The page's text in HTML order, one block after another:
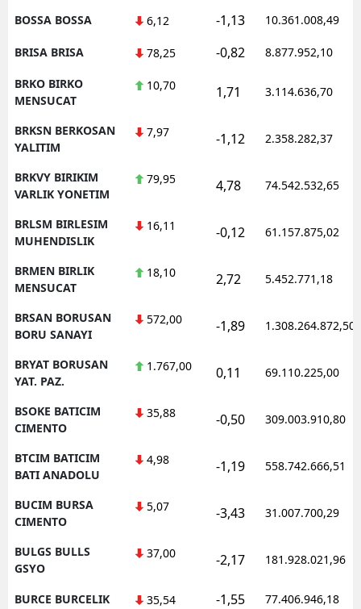
BOSSA BOSSA 6,12 -1,13 10.361.008,49
BRISA BRISA 78,25 -0,82 8.877.952,10
BRKO BIRKO
MENSUCAT
10,70 1,71 3.114.636,70
BRKSN BERKOSAN
YALITIM
7,97 -1,12 2.358.282,37
BRKVY BIRIKIM
VARLIK YONETIM
79,95 4,78 74.542.532,65
BRLSM BIRLESIM
MUHENDISLIK
16,11 -0,12 61.157.875,02
BRMEN BIRLIK
MENSUCAT
18,10 2,72 5.452.771,18
BRSAN BORUSAN
BORU SANAYI
572,00 -1,89 1.308.264.872,50
BRYAT BORUSAN
YAT. PAZ.
1.767,00 0,11 69.110.225,00
BSOKE BATICIM
CIMENTO
35,88 -0,50 309.003.910,80
BTCIM BATICIM
BATI ANADOLU
4,98 -1,19 558.742.666,51
BUCIM BURSA
CIMENTO
5,07 -3,43 31.007.700,29
BULGS BULLS
GSYO
37,00 -2,17 181.928.021,96
BURCE BURCELIK 35,54 -1,55 77.406.946,18